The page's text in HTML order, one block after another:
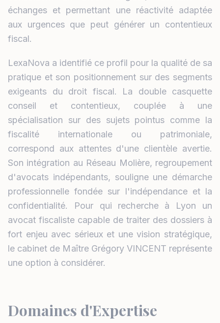
échanges et permettant une réactivité adaptée
aux urgences que peut générer un contentieux
fiscal.
LexaNova a identifié ce profil pour la qualité de sa
pratique et son positionnement sur des segments
exigeants du droit fiscal. La double casquette
conseil et contentieux, couplée à une
spécialisation sur des sujets pointus comme la
fiscalité internationale ou patrimoniale,
correspond aux attentes d'une clientèle avertie.
Son intégration au Réseau Molière, regroupement
d'avocats indépendants, souligne une démarche
professionnelle fondée sur l'indépendance et la
confidentialité. Pour qui recherche à Lyon un
avocat fiscaliste capable de traiter des dossiers à
fort enjeu avec sérieux et une vision stratégique,
le cabinet de Maître Grégory VINCENT représente
une option à considérer.
Domaines d'Expertise